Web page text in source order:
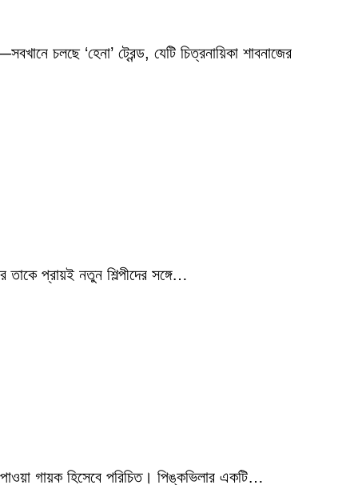
চলছে ‘হেনা’ ট্রেন্ড, যেটি চিত্রনায়িকা শাবনাজের
প্রায়ই নতুন শিল্পীদের সঙ্গে…
পাওয়া গায়ক হিসেবে পরিচিত। পিঙ্কভিলার একটি…